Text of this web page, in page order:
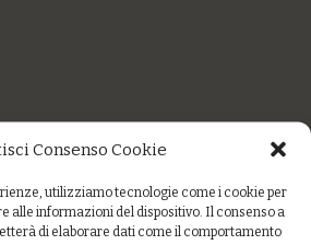
Consenso Cookie
utilizziamo tecnologie come i cookie per
alle informazioni del dispositivo. Il consenso a
di elaborare dati come il comportamento